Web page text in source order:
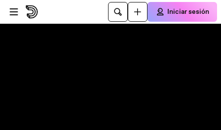
Saltar al reproductor
Saltar al contenido principal
Iniciar sesión